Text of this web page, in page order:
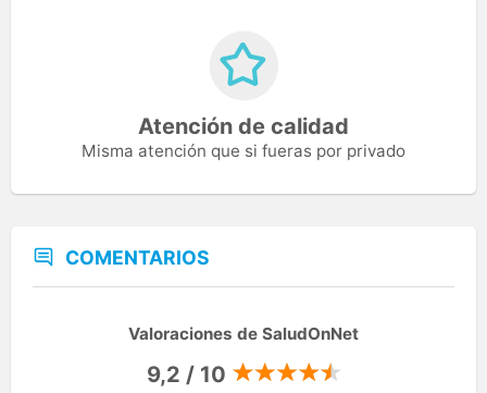
Atención de calidad
Misma atención que si fueras por privado
COMENTARIOS
Valoraciones de SaludOnNet
9,2 / 10